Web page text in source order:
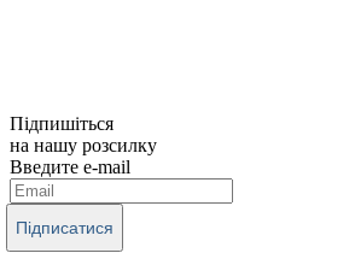
Підпишіться
на нашу розсилку
Введите e-mail
Підписатися